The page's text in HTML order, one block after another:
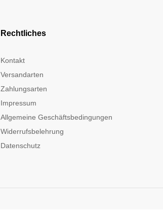
Rechtliches
Kontakt
Versandarten
Zahlungsarten
Impressum
Allgemeine Geschäftsbedingungen
Widerrufsbelehrung
Datenschutz